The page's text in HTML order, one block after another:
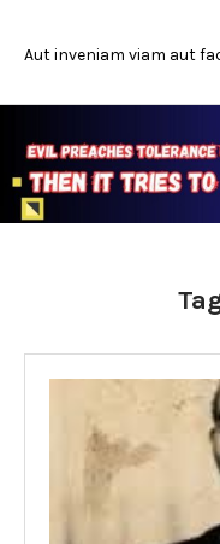
Aut inveniam viam aut